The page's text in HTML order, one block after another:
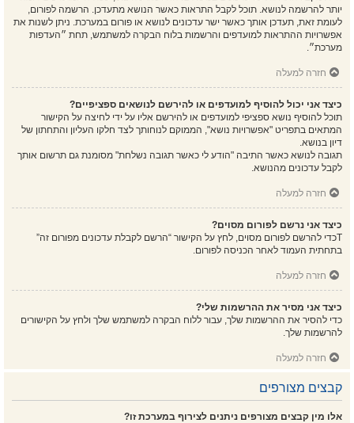
יותר להרשמה לנושא. תוכל לקבל התראות כאשר הנושא מתעדכן. הרשמה לפורום,
לעומת זאת, תעדכן אותך כאשר ישר עדכונים לנושא או פורום במערכת. ניתן לשנות את
אפשרויות ההתראות למועדפים והרשמות בלוח הבקרה למשתמש, תחת ״העדפות
מערכת״.
חזרה למעלה
כיצד אני יכול להוסיף למועדפים או להירשם לנושאים ספציפיים?
תוכל להוסיף נושא ספציפי למועדפים או להירשם אליו על ידי לחיצה על הקישור
המתאים בתפריט "אפשרויות נושא", הממוקם לנוחותך לצד חלקו העליון והתחתון של
דיון בנושא.
תגובה לנושא כאשר התיבה "הודע לי כאשר תגובה נשלחת" מסומנת גם תרשום אותך
לקבל עדכונים מהנושא.
חזרה למעלה
כיצד אני נרשם לפורום מסוים?
Tכדי להרשם לפורום מסוים, לחץ על הקישור “הרשם לקבלת עדכונים מפורום זה”
בתחתית העמוד לאחר הכניסה לפורום.
חזרה למעלה
כיצד אני מסיר את ההרשמות שלי?
כדי להסיר את ההרשמות שלך, עבור ללוח הבקרה למשתמש שלך ולחץ על הקישורים
להרשמות שלך.
חזרה למעלה
קבצים מצורפים
אלו מין קבצים מצורפים ניתנים לצירוף במערכת זו?